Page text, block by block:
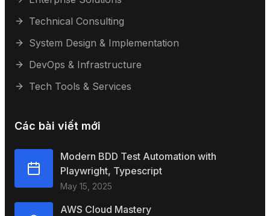
Technical Consulting
System Design & Implementation
DevOps & Infrastructure
Tech Tools & Services
Các bài viết mới
Modern BDD Test Automation with
Playwright, Typescript
May 15, 2025
AWS Cloud Mastery